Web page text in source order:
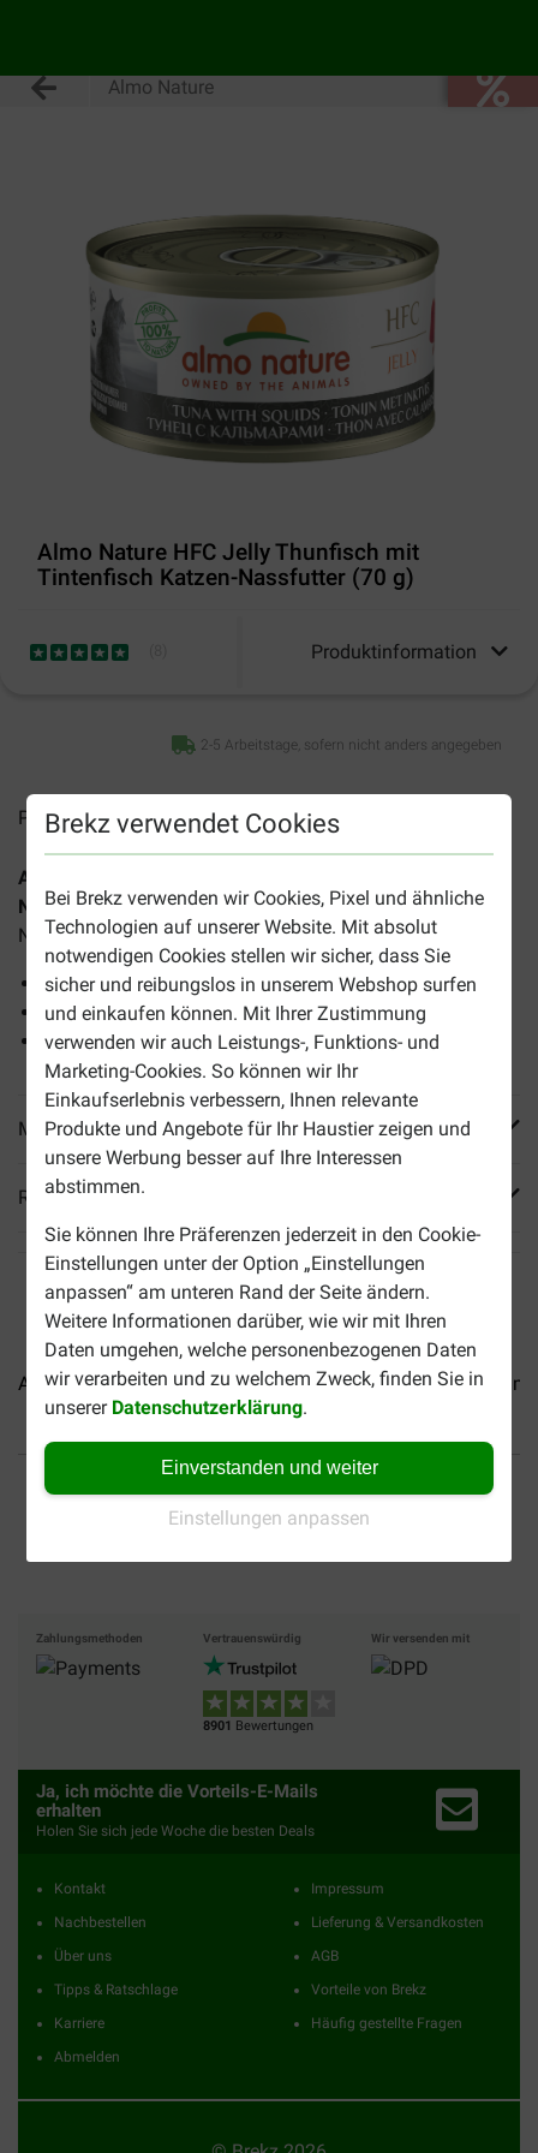
Brekz verwendet Cookies
Bei Brekz verwenden wir Cookies, Pixel und ähnliche
Technologien auf unserer Website. Mit absolut
notwendigen Cookies stellen wir sicher, dass Sie
sicher und reibungslos in unserem Webshop surfen
und einkaufen können. Mit Ihrer Zustimmung
verwenden wir auch Leistungs-, Funktions- und
Marketing-Cookies. So können wir Ihr
Einkaufserlebnis verbessern, Ihnen relevante
Produkte und Angebote für Ihr Haustier zeigen und
unsere Werbung besser auf Ihre Interessen
abstimmen.
Sie können Ihre Präferenzen jederzeit in den Cookie-
Einstellungen unter der Option „Einstellungen
anpassen“ am unteren Rand der Seite ändern.
Weitere Informationen darüber, wie wir mit Ihren
Daten umgehen, welche personenbezogenen Daten
wir verarbeiten und zu welchem Zweck, finden Sie in
unserer Datenschutzerklärung.
Einverstanden und weiter
Einstellungen anpassen
Almo Nature
Almo Nature HFC Jelly Thunfisch mit
Tintenfisch Katzen-Nassfutter (70 g)
Produktinformation
2-5 Arbeitstage, sofern nicht anders angegeben
Preise inkl. MwSt zzgl.Versandkosten
Almo Nature HFC Jelly Thunfisch mit Tintenfisch Katzen-
Nassfutter (70 g)ist ein hochwertiges, anfüllendes
Nassfutter für ausgewachsene Katzen aller Rassen.
Leckeres, anfüllendes Futter
Serviert in einer nahrhaften Bouillon
Zubereitet mit den besten Zutaten
Mehr Produktinfos
Reviews
Almo Nature HFC Natural... Almo Nature HFC Jelly...
Bis 30% günstiger Sicher bezahlen
Versandkostenfrei ab 69
Zahlungsmethoden Vertrauenswürdig
8901 Bewertungen
Wir versenden mit
Ja, ich möchte die Vorteils-E-Mails
erhalten
Holen Sie sich jede Woche die besten Deals
Kontakt
Nachbestellen
Über uns
Tipps & Ratschlage
Karriere
Abmelden
Impressum
Lieferung & Versandkosten
AGB
Vorteile von Brekz
Häufig gestellte Fragen